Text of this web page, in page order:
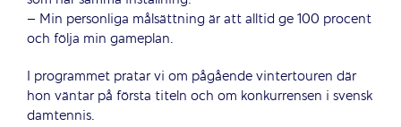
– Min personliga målsättning är att alltid ge 100 procent
och följa min gameplan.
I programmet pratar vi om pågående vintertouren där
hon väntar på första titeln och om konkurrensen i svensk
damtennis.